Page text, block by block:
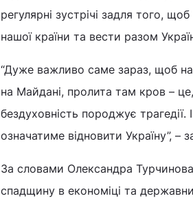
регулярні зустрічі задля того,
нашої країни та вести разом
“Дуже важливо саме зараз, щоб
на Майдані, пролита там кров –
бездуховність породжує трагедії.
означатиме відновити Україну”, –
За словами Олександра
спадщину в економіці та